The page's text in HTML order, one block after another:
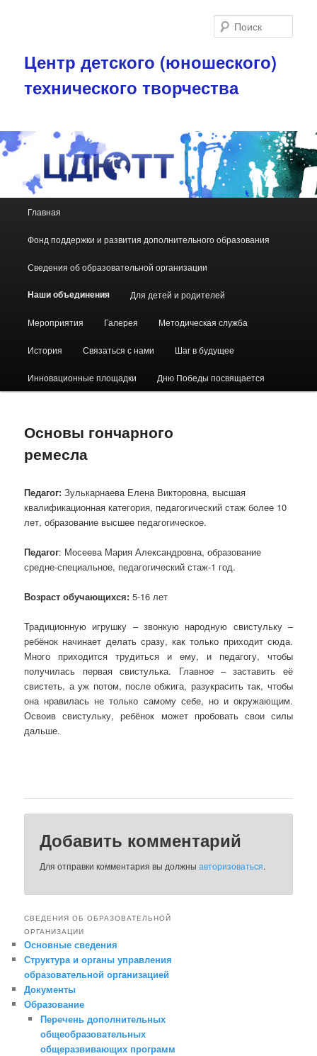
Центр детского (юношеского)
технического творчества
Перейти к основному содержимому
Перейти к дополнительному содержимому
Главная
Фонд поддержки и развития дополнительного образования
Сведения об образовательной организации
Наши объединения Для детей и родителей
Мероприятия Галерея Методическая служба
История Связаться с нами Шаг в будущее
Инновационные площадки Дню Победы посвящается
Основы гончарного
ремесла
Педагог:Зулькарнаева Елена Викторовна, высшая
квалификационная категория, педагогический стаж более 10
лет, образование высшее педагогическое.
Педагог: Мосеева Мария Александровна, образование
средне-специальное, педагогический стаж-1 год.
Возраст обучающихся:5-16 лет
Традиционную игрушку – звонкую народную свистульку –
ребёнок начинает делать сразу, как только приходит сюда.
Много приходится трудиться и ему, и педагогу, чтобы
получилась первая свистулька. Глав­ное – заставить её
свистеть, а уж потом, после обжига, разукрасить так, чтобы
она нравилась не только самому себе, но и окружающим.
Освоив свистульку, ребёнок может пробовать свои силы
дальше.
Добавить комментарий
Для отправки комментария вы должныавторизоваться.
СВЕДЕНИЯ ОБ ОБРАЗОВАТЕЛЬНОЙ
ОРГАНИЗАЦИИ
Основные сведения
Структура и органы управления
образовательной организацией
Документы
Образование
Перечень дополнительных
общеобразовательных
общеразвивающих программ